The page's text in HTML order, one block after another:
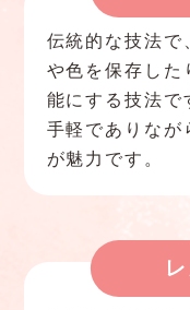
伝統的な技法で
や色を保存した
能にする技法で
手軽でありなが
が魅力です。